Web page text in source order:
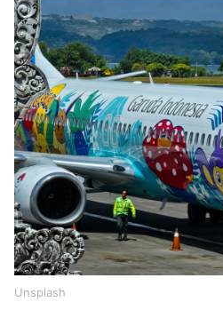
Unsplash